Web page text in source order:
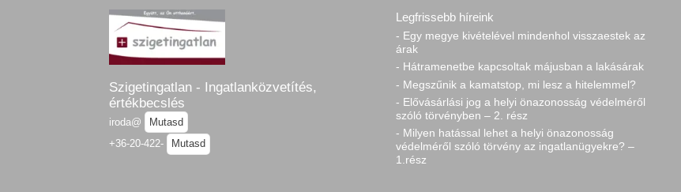
Szigetingatlan - Ingatlanközvetítés,
értékbecslés
iroda@
Mutasd
+36-20-422-
Mutasd
Legfrissebb híreink
- Egy megye kivételével mindenhol visszaestek az
árak
- Hátramenetbe kapcsoltak májusban a lakásárak
- Megszűnik a kamatstop, mi lesz a hitelemmel?
- Elővásárlási jog a helyi önazonosság védelméről
szóló törvényben – 2. rész
- Milyen hatással lehet a helyi önazonosság
védelméről szóló törvény az ingatlanügyekre? –
1.rész